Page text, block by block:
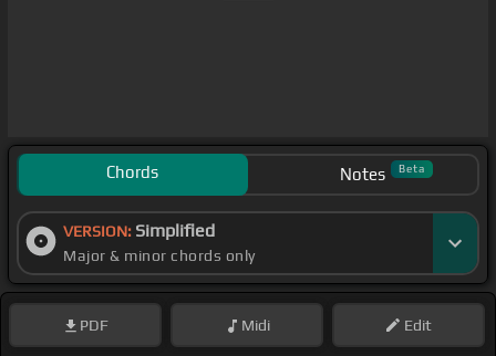
Chords Notes Beta
VERSION: Simplified
Major & minor chords only
PDF Midi Edit